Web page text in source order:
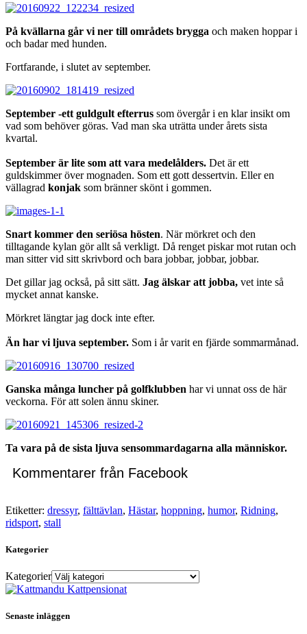
På kvällarna går vi ner till områdets brygga och maken hoppar i
och badar med hunden.
Fortfarande, i slutet av september.
September -ett guldgult efterrus som övergår i en klar insikt om
vad som behöver göras. Vad man ska uträtta under årets sista
kvartal.
September är lite som att vara medelålders. Det är ett
guldskimmer över mognaden. Som ett gott dessertvin. Eller en
vällagrad konjak som bränner skönt i gommen.
Snart kommer den seriösa hösten. När mörkret och den
tilltagande kylan gör allt så verkligt. Då renget piskar mot rutan och
man sitter vid sitt skrivbord och bara jobbar, jobbar, jobbar.
Det gillar jag också, på sitt sätt. Jag älskar att jobba, vet inte så
mycket annat kanske.
Mörkret längtar jag dock inte efter.
Än har vi ljuva september. Som i år varit en fjärde sommarmånad.
Ganska många luncher på golfklubben har vi unnat oss de här
veckorna. För att solen ännu skiner.
Ta vara på de sista ljuva sensommardagarna alla människor.
Kommentarer från Facebook
Etiketter: dressyr, fälttävlan, Hästar, hoppning, humor, Ridning,
ridsport, stall
Kategorier
Kategorier
Senaste inläggen